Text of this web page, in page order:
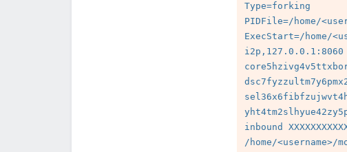
Type=forking
PIDFile=/home/
ExecStart=/home/
inbound
/home/<username>/